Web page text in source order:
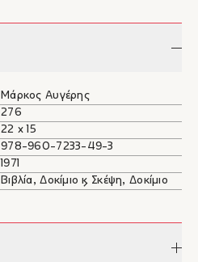
Μάρκος Αυγέρης
276
22 x 15
978-960-7233-49-3
1971
Βιβλία, Δοκίμιο & Σκέψη, Δοκίμιο